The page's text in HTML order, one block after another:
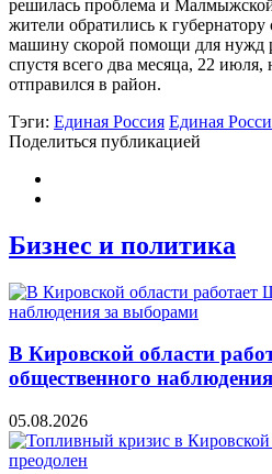
решилась проблема и
жители обратились к
машину скорой помощи для нужд
спустя всего два месяца, 22
отправился в район.
Тэги: Единая Россия Единая
Поделиться публикацией
Бизнес и политика
В Кировской области
общественного
05.08.2026